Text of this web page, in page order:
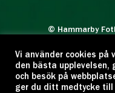
© Hammarby
Eftertryck eller
Citera oss
Vi använder cookies på
den bästa upplevelsen,
och besök på
ger du ditt medtycke